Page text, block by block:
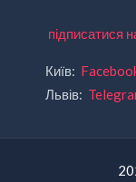
підписатися
Київ:
Львів: